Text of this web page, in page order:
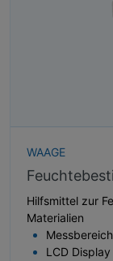
WAAGE
Hilfsmittel zur
Materialien
LCD Display